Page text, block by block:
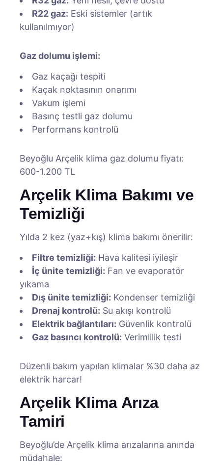
R22 gaz: Eski sistemler (artık
kullanılmıyor)
Gaz dolumu işlemi:
Gaz kaçağı tespiti
Kaçak noktasının onarımı
Vakum işlemi
Basınç testli gaz dolumu
Performans kontrolü
Beyoğlu Arçelik klima gaz dolumu fiyatı:
600-1.200 TL
Arçelik Klima Bakımı ve
Temizliği
Yılda 2 kez (yaz+kış) klima bakımı önerilir:
Filtre temizliği: Hava kalitesi iyileşir
İç ünite temizliği: Fan ve evaporatör
yıkama
Dış ünite temizliği: Kondenser temizliği
Drenaj kontrolü: Su akışı kontrolü
Elektrik bağlantıları: Güvenlik kontrolü
Gaz basıncı kontrolü: Verimlilik testi
Düzenli bakım yapılan klimalar %30 daha az
elektrik harcar!
Arçelik Klima Arıza
Tamiri
Beyoğlu’de Arçelik klima arızalarına anında
müdahale: